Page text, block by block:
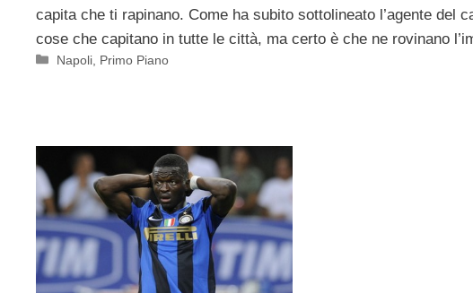
capita che ti rapinano. Come ha subito sottolineato l’agente del
cose che capitano in tutte le città, ma certo è che ne rovinano
Categorie
Napoli Primo Piano